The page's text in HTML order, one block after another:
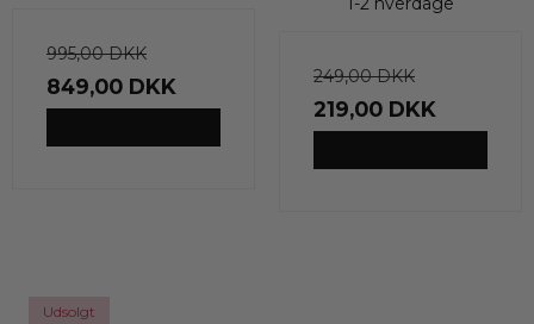
995,00 DKK
849,00 DKK 249,00 DKK
219,00 DKK
Udsolgt